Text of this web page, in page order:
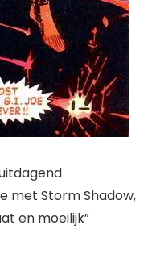
met Storm Shadow,
en moeilijk”